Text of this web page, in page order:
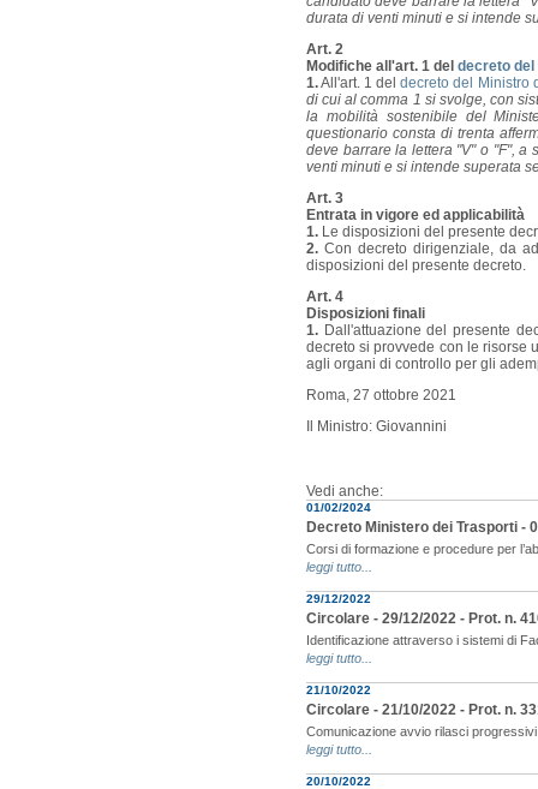
durata di venti minuti e si intende
Art. 2
Modifiche all'art. 1 del decreto
1.All'art. 1 deldecreto del Ministro
di cui al comma 1 si svolge, con
la mobilità sostenibile del
questionario consta di trenta
deve barrare la lettera "V" o "F", a
venti minuti e si intende superata
Art. 3
Entrata in vigore ed applicabilità
1. Le disposizioni del presente
2. Con decreto dirigenziale, da
disposizioni del presente decreto.
Art. 4
Disposizioni finali
1. Dall'attuazione del presente
decreto si provvede con le risorse
agli organi di controllo per gli
Roma, 27 ottobre 2021
Il Ministro: Giovannini
Vedi anche:
01/02/2024
Decreto Ministero dei Trasporti -
Corsi di formazione e procedure per
leggi tutto...
29/12/2022
Circolare - 29/12/2022 - Prot. n.
Identificazione attraverso i sistemi di
leggi tutto...
21/10/2022
Circolare - 21/10/2022 - Prot. n.
Comunicazione avvio rilasci
leggi tutto...
20/10/2022